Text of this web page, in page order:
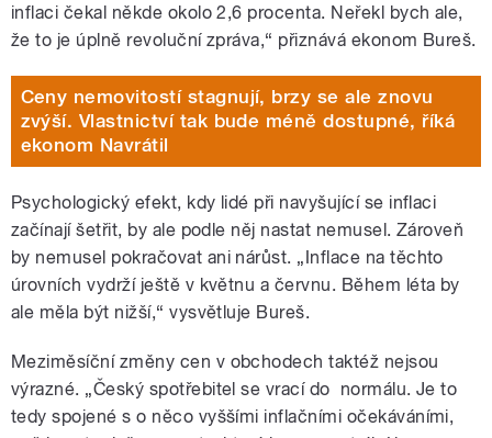
inflaci čekal někde okolo 2,6 procenta. Neřekl bych ale,
že to je úplně revoluční zpráva,“ přiznává ekonom Bureš.
Ceny nemovitostí stagnují, brzy se ale znovu
zvýší. Vlastnictví tak bude méně dostupné, říká
ekonom Navrátil
Psychologický efekt, kdy lidé při navyšující se inflaci
začínají šetřit, by ale podle něj nastat nemusel. Zároveň
by nemusel pokračovat ani nárůst. „Inflace na těchto
úrovních vydrží ještě v květnu a červnu. Během léta by
ale měla být nižší,“ vysvětluje Bureš.
Meziměsíční změny cen v obchodech taktéž nejsou
výrazné. „Český spotřebitel se vrací do normálu. Je to
tedy spojené s o něco vyššími inflačními očekáváními,